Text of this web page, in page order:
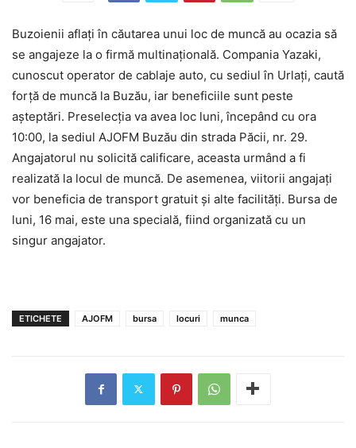
Buzoienii aflați în căutarea unui loc de muncă au ocazia să
se angajeze la o firmă multinațională. Compania Yazaki,
cunoscut operator de cablaje auto, cu sediul în Urlați, caută
forță de muncă la Buzău, iar beneficiile sunt peste
așteptări. Preselecția va avea loc luni, începând cu ora
10:00, la sediul AJOFM Buzău din strada Păcii, nr. 29.
Angajatorul nu solicită calificare, aceasta urmând a fi
realizată la locul de muncă. De asemenea, viitorii angajați
vor beneficia de transport gratuit și alte facilități. Bursa de
luni, 16 mai, este una specială, fiind organizată cu un
singur angajator.
ETICHETE AJOFM bursa locuri munca